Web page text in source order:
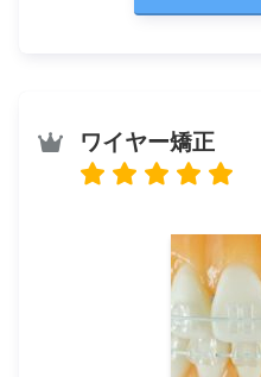
ワイヤー矯正